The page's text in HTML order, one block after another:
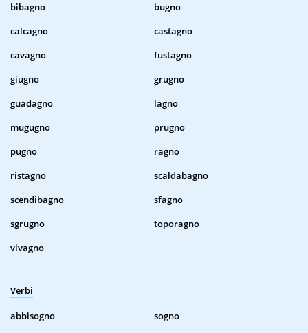
bibagno
bugno
calcagno
castagno
cavagno
fustagno
giugno
grugno
guadagno
lagno
mugugno
prugno
pugno
ragno
ristagno
scaldabagno
scendibagno
sfagno
sgrugno
toporagno
vivagno
Verbi
abbisogno
sogno